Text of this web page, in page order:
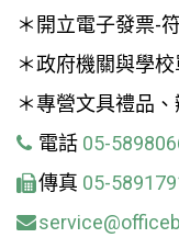
＊開立電子發票-
＊政府機關與學
＊專營文具禮品
電話 05-
傳真 05-